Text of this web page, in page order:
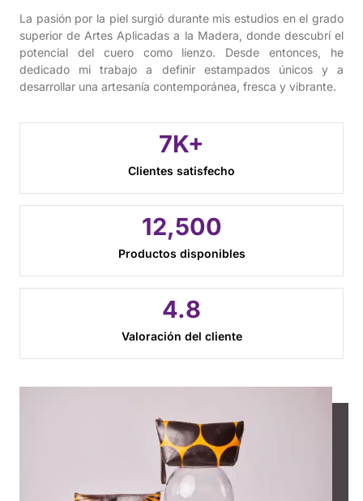
La pasión por la piel surgió durante mis estudios en el grado
superior de Artes Aplicadas a la Madera, donde descubrí el
potencial del cuero como lienzo. Desde entonces, he
dedicado mi trabajo a definir estampados únicos y a
desarrollar una artesanía contemporánea, fresca y vibrante.
Clientes satisfecho
7K+
Productos disponibles
12,500
Valoración del cliente
4.8